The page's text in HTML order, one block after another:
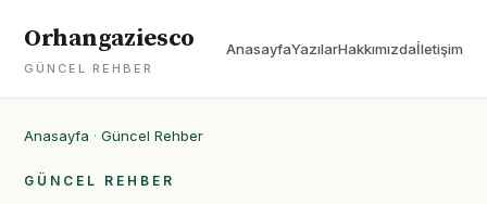
Orhangaziesco
GÜNCEL REHBER
AnasayfaYazılarHakkımızdaİletişim
Anasayfa · Güncel Rehber
GÜNCEL REHBER